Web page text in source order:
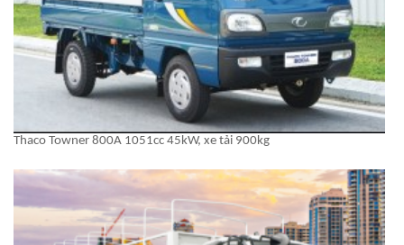
Thaco Towner 800A 1051cc 45kW, xe tải 900kg